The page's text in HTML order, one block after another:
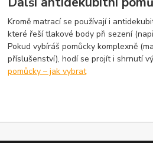
Kromě matrací se používají i
které řeší tlakové body při sezení
Pokud vybíráš pomůcky komplexně
příslušenství), hodí se projít i shrnutí
pomůcky – jak vybrat